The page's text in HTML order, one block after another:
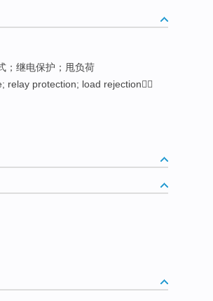
；继电保护；甩负荷
relay protection; load rejection